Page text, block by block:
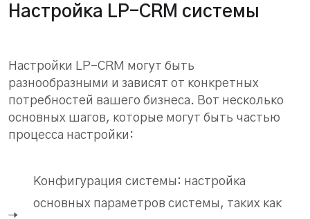
Настройка LP-CRM системы
Настройки LP-CRM могут быть
разнообразными и зависят от конкретных
потребностей вашего бизнеса. Вот несколько
основных шагов, которые могут быть частью
процесса настройки:
Конфигурация системы: настройка
основных параметров системы, таких как